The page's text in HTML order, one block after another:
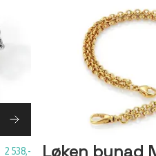
2 538,- Løken bunad